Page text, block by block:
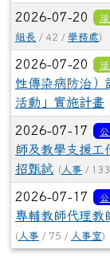
2026-07-20
組長 / 42 / 學務處)
2026-07-20
性傳染病防治）
活動」實施計畫
2026-07-17
師及教學支援
招甄試 ( 人事 /
2026-07-17
專輔教師代理
( 人事 / 75 / 人事室)